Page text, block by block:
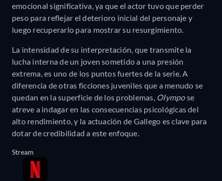
emocional significativa, ya que el actor tuvo que perder
peso para reflejar el deterioro inicial del personaje y
luego recuperarlo para mostrar su resurgimiento.
La intensidad de su interpretación, que transmite la
lucha interna de un joven sometido a una presión
extrema, es uno de los puntos fuertes de la serie. A
diferencia de otras ficciones juveniles que a menudo se
quedan en la superficie de los problemas, Olympose
atreve a indagar en las consecuencias psicológicas del
alto rendimiento, y la actuación de Gallego es clave para
dotar de credibilidad a este enfoque.
Stream